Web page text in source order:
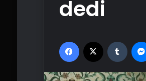
dedi
Facebook Tumblr